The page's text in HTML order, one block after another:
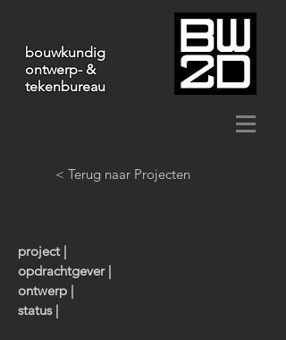
bouwkundig
ontwerp- &
tekenbureau
< Terug naar Projecten
project |
opdrachtgever |
ontwerp |
status |